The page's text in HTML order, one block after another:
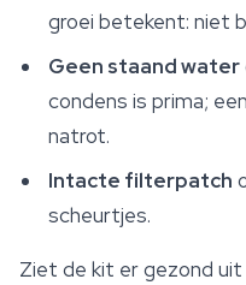
groei betekent: niet
Geen staand water
condens is prima;
natrot.
Intacte filterpatch
scheurtjes.
Ziet de kit er gezond